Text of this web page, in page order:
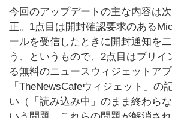
今回のアップデートの主な内容は
正。1点目は開封確認要求のある
ールを受信したときに開封通知を
う、というもので、2点目はプリイ
る無料のニュースウィジェットア
「TheNewsCafeウィジェット」の
い（「読み込み中」のまま終わら